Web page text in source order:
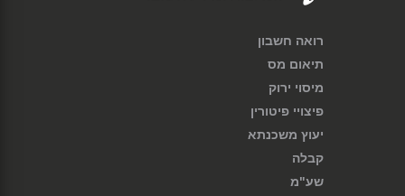
רואה חשבון
תיאום מס
מיסוי ירוק
פיצויי פיטורין
יעוץ משכנתא
קבלה
שע"מ